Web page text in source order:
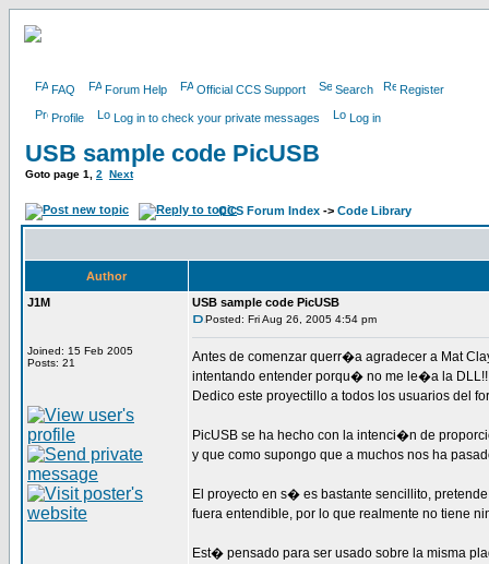
FAQ Forum Help Official CCS Support Search Register
Profile Log in to check your private messages Log in
USB sample code PicUSB
Goto page 1 2 Next
CCS Forum Index -> Code Library
Author
J1M
Joined: 15 Feb 2005
Posts: 21
USB sample code PicUSB
Posted: Fri Aug 26, 2005 4:54 pm
Antes de comenzar querr�a agradecer a Mat
intentando entender porqu� no me le�a la DLL!!
Dedico este proyectillo a todos los usuarios del
PicUSB se ha hecho con la intenci�n de
y que como supongo que a muchos nos ha
El proyecto en s� es bastante sencillito,
fuera entendible, por lo que realmente no tiene
Est� pensado para ser usado sobre la misma